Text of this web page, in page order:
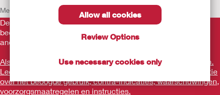
Allow all cookies
Review Options
Use necessary cookies only
Mededeling aan Klokkenluiders
De verstrekte informatie is geen medisch advies en is niet
bedoeld als vervanging voor het advies van uw eigen arts of
andere zorgverlener.
Als u een medische noodsituatie ervaart, schakel een arts in.
Lees voor gebruik goed de gebruiksaanwijzing voor informatie
over het beoogde gebruik, contra-indicaties, waarschuwingen,
voorzorgsmaatregelen en instructies.